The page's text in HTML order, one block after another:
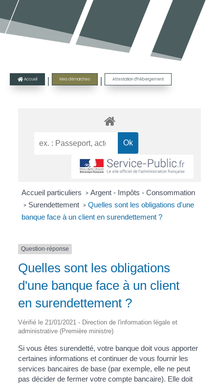
 Accueil | Mes démarches | Attestation d’hébergement
Accueil particuliers > Argent - Impôts - Consommation
> Surendettement > Quelles sont les obligations d'une
banque face à un client en surendettement ?
Question-réponse
Quelles sont les obligations
d'une banque face à un client
en surendettement ?
Vérifié le 21/01/2021 - Direction de l'information légale et
administrative (Première ministre)
Si vous êtes surendetté, votre banque doit vous apporter
certaines informations et continuer de vous fournir les
services bancaires de base (par exemple, elle ne peut
pas décider de fermer votre compte bancaire). Elle doit